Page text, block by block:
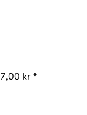
7,00 kr *